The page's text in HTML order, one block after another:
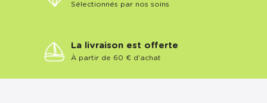
Sélectionnés par nos soins
La livraison est offerte
À partir de 60 € d'achat